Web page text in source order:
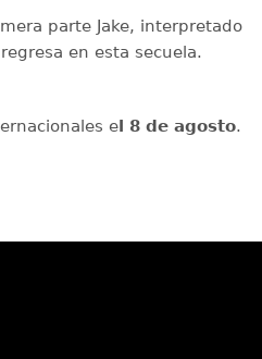
parte Jake, interpretado
en esta secuela.
el 8 de agosto.